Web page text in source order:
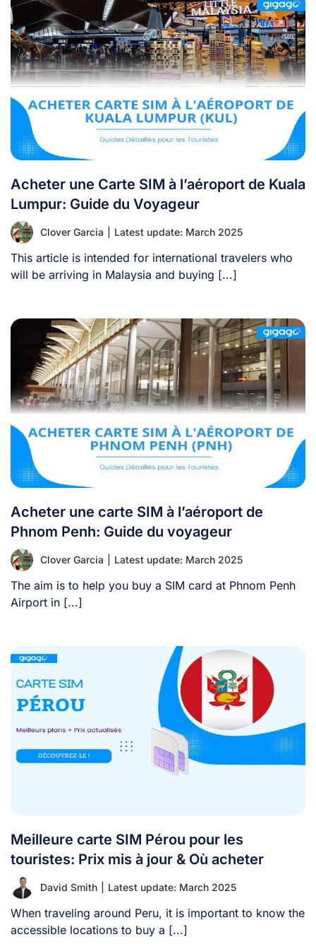
Acheter une Carte SIM à l’aéroport de Kuala
Lumpur: Guide du Voyageur
Clover Garcia Latest update: March 2025
This article is intended for international travelers who
will be arriving in Malaysia and buying [...]
Acheter une carte SIM à l’aéroport de
Phnom Penh: Guide du voyageur
Clover Garcia Latest update: March 2025
The aim is to help you buy a SIM card at Phnom Penh
Airport in [...]
Meilleure carte SIM Pérou pour les
touristes: Prix mis à jour & Où acheter
David Smith Latest update: March 2025
When traveling around Peru, it is important to know the
accessible locations to buy a [...]